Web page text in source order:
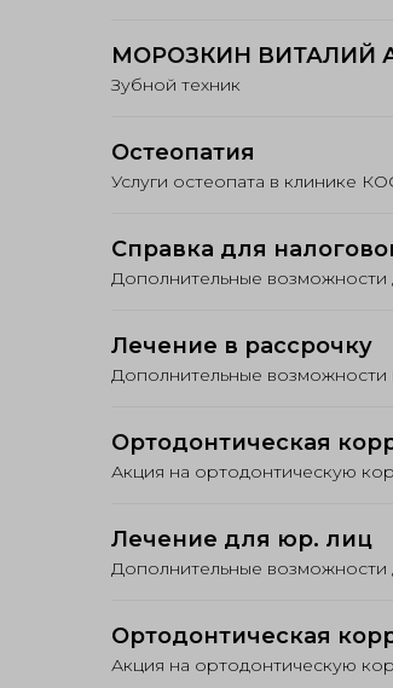
МОРОЗКИН ВИТАЛИЙ
Зубной техник
Остеопатия
Услуги остеопата в клинике
Справка для
Дополнительные
Лечение в рассрочку
Дополнительные
Ортодонтическая
Акция на ортодонтическую
Лечение для юр. лиц
Дополнительные
Ортодонтическая
Акция на ортодонтическую